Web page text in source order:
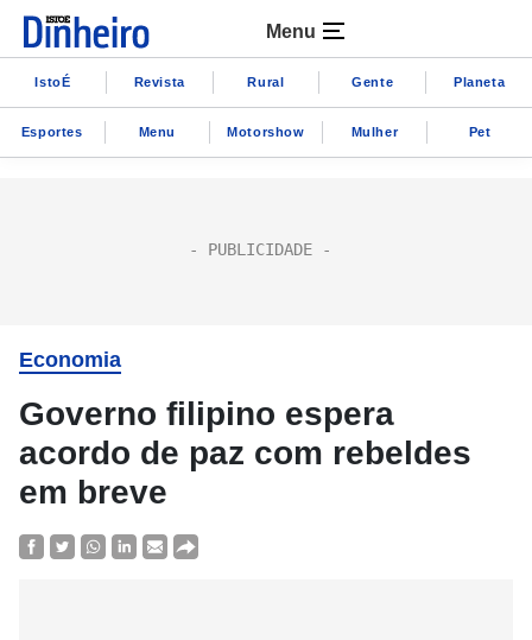
Menu
IstoÉ Revista Rural Gente Planeta
Esportes Menu Motorshow Mulher Pet
Economia
Governo filipino espera
acordo de paz com rebeldes
em breve